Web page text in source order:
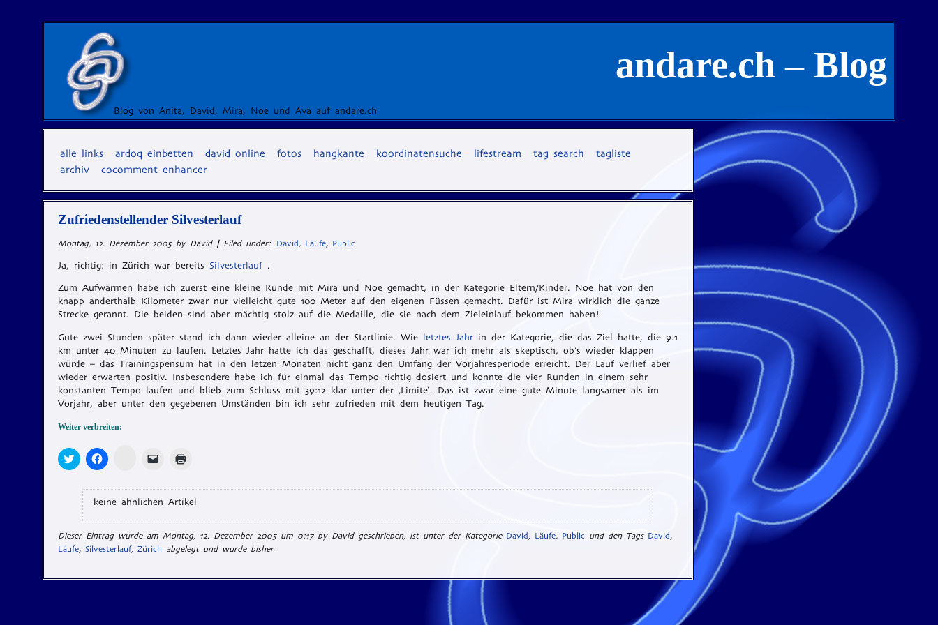
andare.ch – Blog
Blog von Anita, David, Mira, Noe und Ava auf andare.ch
alle links ardoq einbetten david online fotos hangkante koordinatensuche lifestream tag search
tagliste
archiv
cocomment enhancer
Zufriedenstellender Silvesterlauf
Montag, 12. Dezember 2005 by David |Filed under: David , Läufe, Public
Ja, richtig: in Zürich war bereits Silvesterlauf .
Zum Aufwärmen habe ich zuerst eine kleine Runde mit Mira und Noe gemacht, in der Kategorie Eltern/Kinder. Noe hat von den
knapp anderthalb Kilometer zwar nur vielleicht gute 100 Meter auf den eigenen Füssen gemacht. Dafür ist Mira wirklich die ganze
Strecke gerannt. Die beiden sind aber mächtig stolz auf die Medaille, die sie nach dem Zieleinlauf bekommen haben!
Gute zwei Stunden später stand ich dann wieder alleine an der Startlinie. Wie letztes Jahr in der Kategorie, die das Ziel hatte, die 9.1
km unter 40 Minuten zu laufen. Letztes Jahr hatte ich das geschafft, dieses Jahr war ich mehr als skeptisch, ob’s wieder klappen
würde – das Trainingspensum hat in den letzen Monaten nicht ganz den Umfang der Vorjahresperiode erreicht. Der Lauf verlief aber
wieder erwarten positiv. Insbesondere habe ich für einmal das Tempo richtig dosiert und konnte die vier Runden in einem sehr
konstanten Tempo laufen und blieb zum Schluss mit 39:12 klar unter der ‚Limite‘. Das ist zwar eine gute Minute langsamer als im
Vorjahr, aber unter den gegebenen Umständen bin ich sehr zufrieden mit dem heutigen Tag.
Weiter verbreiten:
Klick,
um
zu
teilen
(Wird
in
neuem
Fenster
geöffnet)
Klick,
um
zu
teilen
in
Fenster
geöffnet)
Zum
Teilen
klicken
(Wird
in
geöffnet)
Klicken,
einen
Link
E-
zu
senden
(Wird
Fenster
in
neuem
geöffnet)
keine ähnlichen Artikel
Dieser Eintrag wurde am Montag, 12. Dezember 2005 um 0:17 by David geschrieben, ist unter der Kategorie David , Läufe, Public und den Tags David ,
Läufe, Silvesterlauf, Zürich abgelegt und wurde bisher